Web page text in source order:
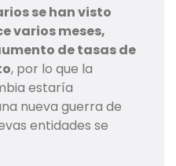
se han visto
varios meses,
de tasas de
, por lo que la
estaría
nueva guerra de
entidades se